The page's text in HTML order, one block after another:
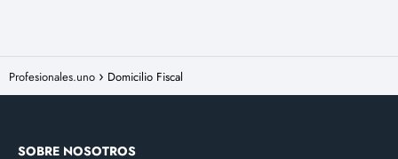
Profesionales.uno Domicilio Fiscal
SOBRE NOSOTROS